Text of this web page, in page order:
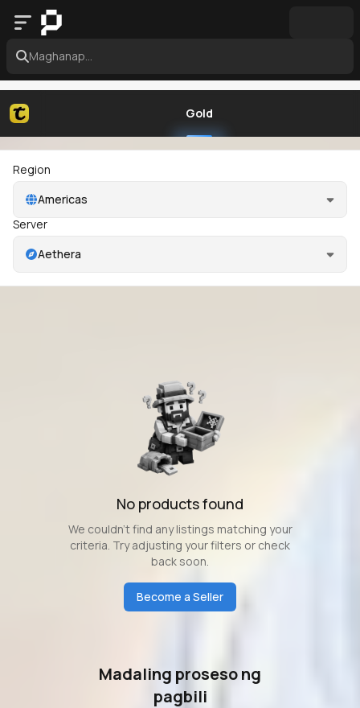
Maghanap...
Gold
Region
Americas
Server
Aethera
No products found
We couldn't find any listings matching your
criteria. Try adjusting your filters or check
back soon.
Become a Seller
Madaling proseso ng
pagbili